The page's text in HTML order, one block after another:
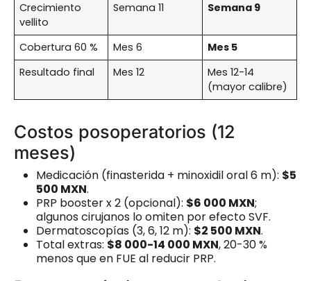
Crecimiento
vellito
Semana 11 Semana 9
Cobertura 60 % Mes 6
Mes 5
Resultado final
Mes 12
Mes 12-14
(mayor calibre)
Costos posoperatorios (12
meses)
Medicación (finasterida + minoxidil oral 6 m): $5
500 MXN.
PRP booster x 2 (opcional): $6 000 MXN;
algunos cirujanos lo omiten por efecto SVF.
Dermatoscopías (3, 6, 12 m): $2 500 MXN.
Total extras: $8 000-14 000 MXN, 20-30 %
menos que en FUE al reducir PRP.